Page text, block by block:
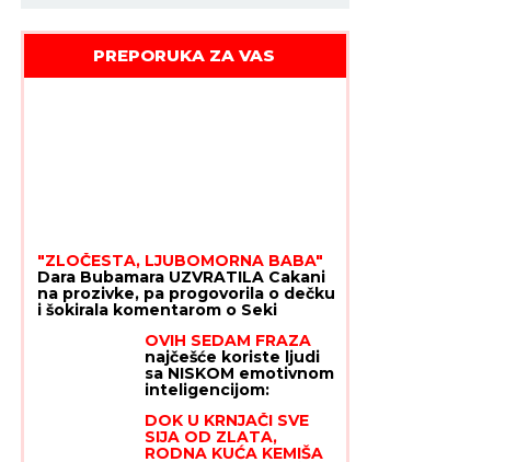
PREPORUKA ZA VAS
"ZLOČESTA, LJUBOMORNA BABA"
Dara Bubamara UZVRATILA Cakani
na prozivke, pa progovorila o dečku
i šokirala komentarom o Seki
OVIH SEDAM FRAZA
najčešće koriste ljudi
sa NISKOM emotivnom
inteligencijom:
NULI, a na uspešne
međuljudske odnose
mogu da zaborave
DOK U KRNJAČI SVE
SIJA OD ZLATA,
RODNA KUĆA KEMIŠA